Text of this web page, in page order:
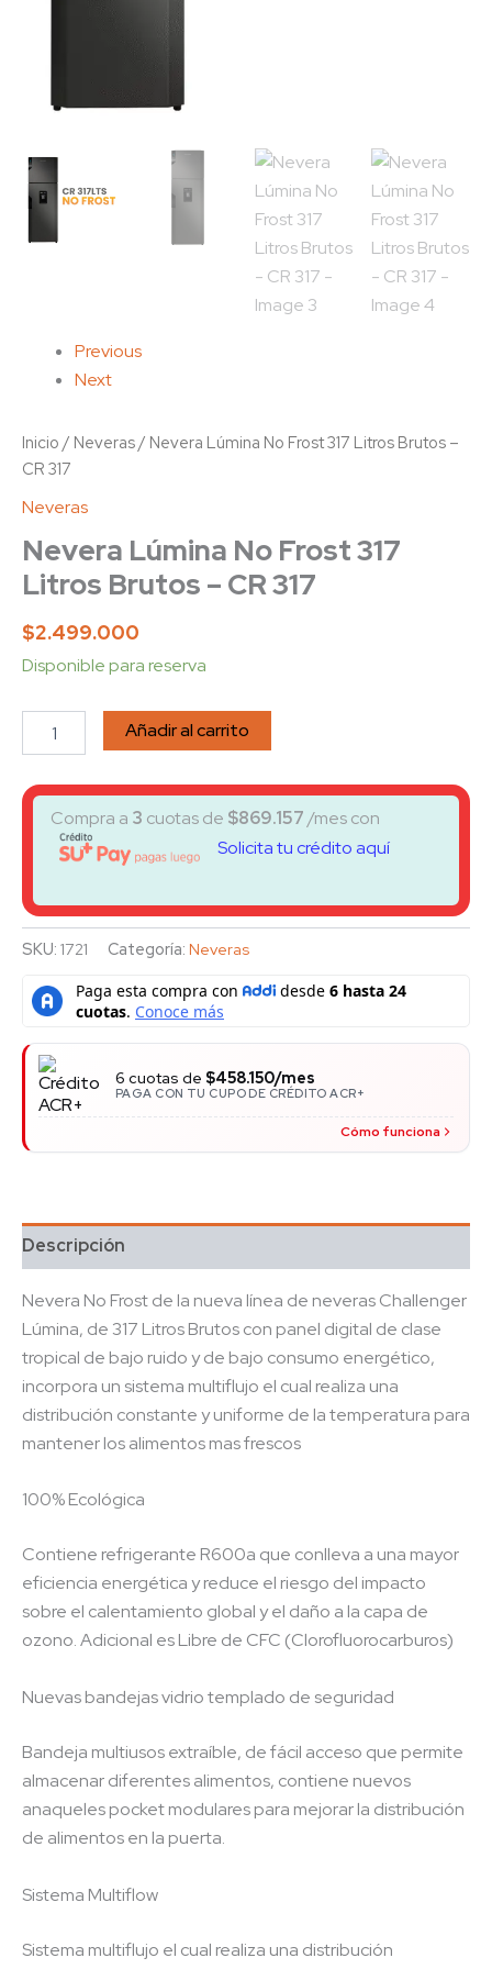
Previous
Next
Inicio / Neveras/ Nevera Lúmina No Frost 317 Litros Brutos –
CR 317
Neveras
Nevera Lúmina No Frost 317
Litros Brutos – CR 317
$2.499.000
Disponible para reserva
Añadir al carrito
Compra a 3 cuotas de $869.157/mes con
Solicita tu crédito aquí
SKU: 1721 Categoría: Neveras
6 cuotas de $458.150/mes
PAGA CON TU CUPO DE CRÉDITO ACR+
Cómo funciona
Descripción
Nevera No Frost de la nueva línea de neveras Challenger
Lúmina, de 317 Litros Brutos con panel digital de clase
tropical de bajo ruido y de bajo consumo energético,
incorpora un sistema multiflujo el cual realiza una
distribución constante y uniforme de la temperatura para
mantener los alimentos mas frescos
100% Ecológica
Contiene refrigerante R600a que conlleva a una mayor
eficiencia energética y reduce el riesgo del impacto
sobre el calentamiento global y el daño a la capa de
ozono. Adicional es Libre de CFC (Clorofluorocarburos)
Nuevas bandejas vidrio templado de seguridad
Bandeja multiusos extraíble, de fácil acceso que permite
almacenar diferentes alimentos, contiene nuevos
anaqueles pocket modulares para mejorar la distribución
de alimentos en la puerta.
Sistema Multiflow
Sistema multiflujo el cual realiza una distribución